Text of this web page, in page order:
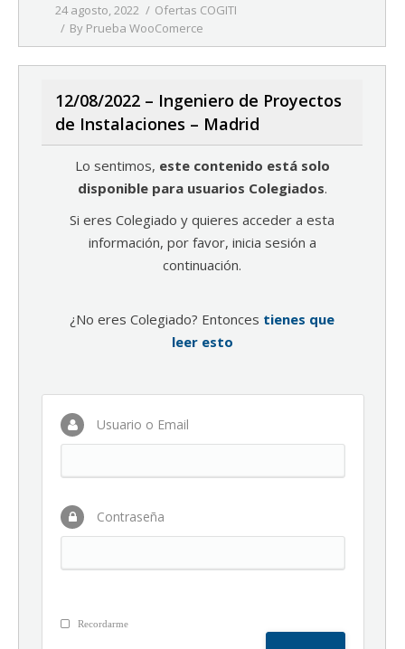
24 agosto, 2022
Ofertas COGITI
By Prueba WooComerce
12/08/2022 – Ingeniero de Proyectos
de Instalaciones – Madrid
Lo sentimos, este contenido está solo
disponible para usuarios Colegiados.
Si eres Colegiado y quieres acceder a esta
información, por favor, inicia sesión a
continuación.
¿No eres Colegiado? Entonces tienes que
leer esto
Usuario o Email
Contraseña
Recordarme